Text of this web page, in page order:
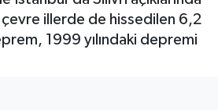
illerde de hissedilen 6,2
1999 yılındaki depremi